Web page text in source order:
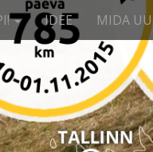
IDEE MIDA